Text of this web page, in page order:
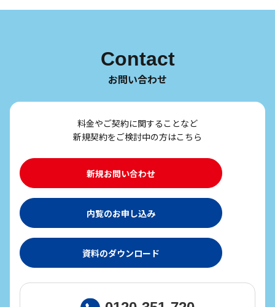
Contact
お問い合わせ
料金やご契約に関することなど
新規契約をご検討中の方はこちら
新規お問い合わせ
内覧のお申し込み
資料のダウンロード